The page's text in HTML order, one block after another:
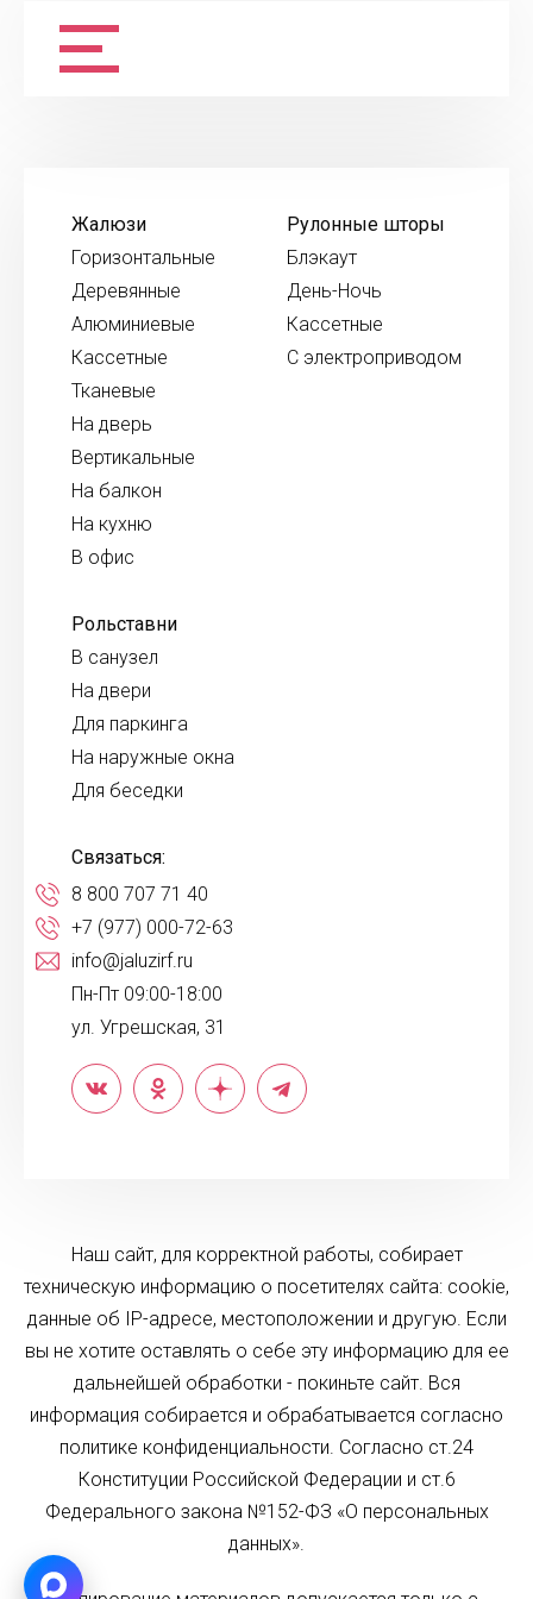
Жалюзи
Горизонтальные
Деревянные
Алюминиевые
Кассетные
Тканевые
На дверь
Вертикальные
На балкон
На кухню
В офис
Рулонные шторы
Блэкаут
День-Ночь
Кассетные
С электроприводом
Рольставни
В санузел
На двери
Для паркинга
На наружные окна
Для беседки
Связаться:
8 800 707 71 40
+7 (977) 000-72-63
info@jaluzirf.ru
Пн-Пт 09:00-18:00
ул. Угрешская, 31
Наш сайт, для корректной работы, собирает
техническую информацию о посетителях сайта: cookie,
данные об IP-адресе, местоположении и другую. Если
вы не хотите оставлять о себе эту информацию для ее
дальнейшей обработки - покиньте сайт. Вся
информация собирается и обрабатывается согласно
политике конфиденциальности. Согласно ст.24
Конституции Российской Федерации и ст.6
Федерального закона №152-ФЗ «О персональных
данных».